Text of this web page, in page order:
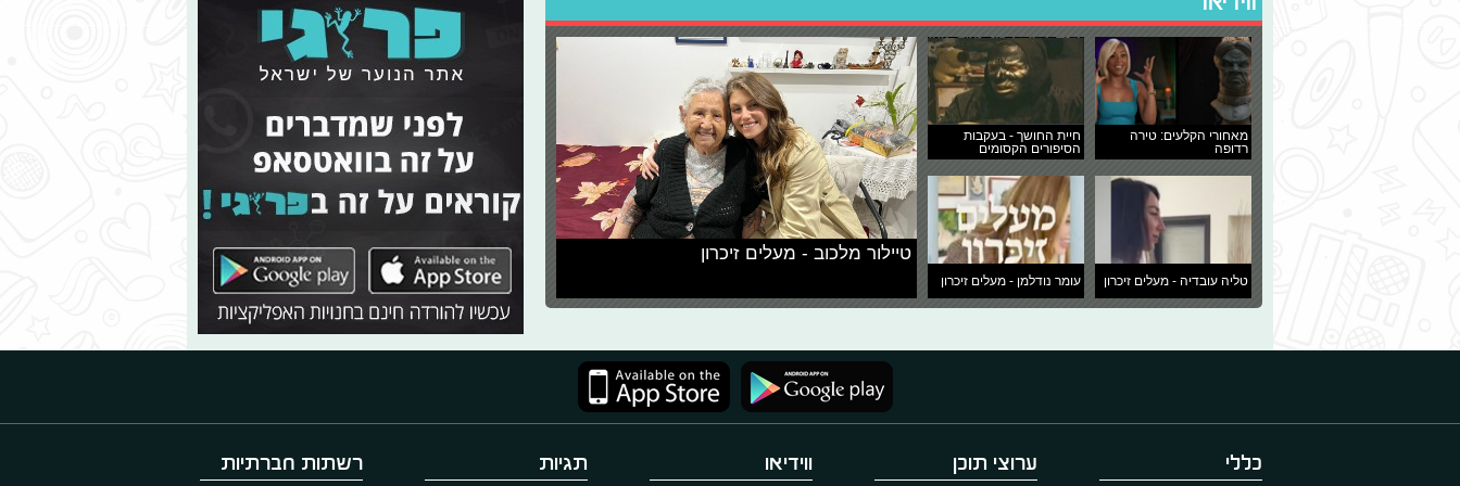
מאחורי הקלעים: טירה
רדופה
חיית החושך - בעקבות
הסיפורים הקסומים
טליה עובדיה - מעלים זיכרון עומר נודלמן - מעלים זיכרון
טיילור מלכוב - מעלים זיכרון
כללי ערוצי תוכן ווידיאו תגיות רשתות חברתיות